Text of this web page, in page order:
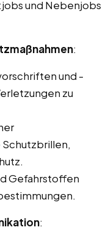
und Nebenjobs
:
und -
zu
Schutzbrillen,
Gefahrstoffen
: